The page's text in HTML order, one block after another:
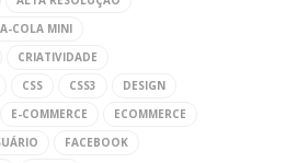
COLA MINI
CRIATIVIDADE
CSS CSS3
DESIGN
E-COMMERCE
ECOMMERCE
FACEBOOK